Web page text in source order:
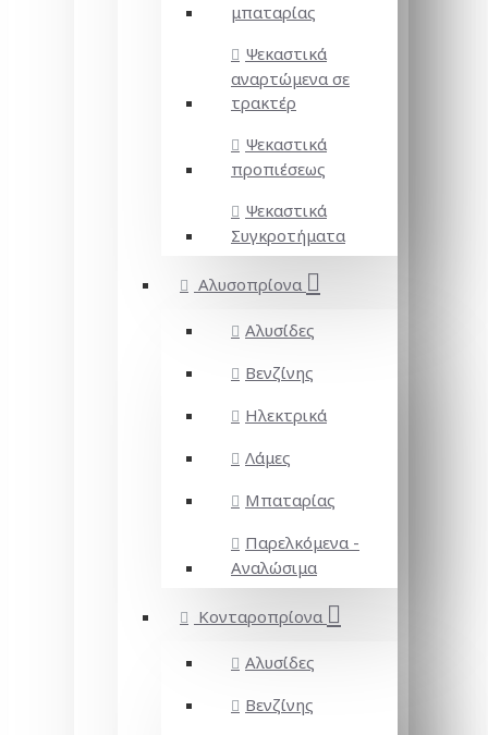
μπαταρίας
Ψεκαστικά
αναρτώμενα σε
τρακτέρ
Ψεκαστικά
προπιέσεως
Ψεκαστικά
Συγκροτήματα
Αλυσοπρίονα
Αλυσίδες
Βενζίνης
Ηλεκτρικά
Λάμες
Μπαταρίας
Παρελκόμενα -
Αναλώσιμα
Κονταροπρίονα
Αλυσίδες
Βενζίνης